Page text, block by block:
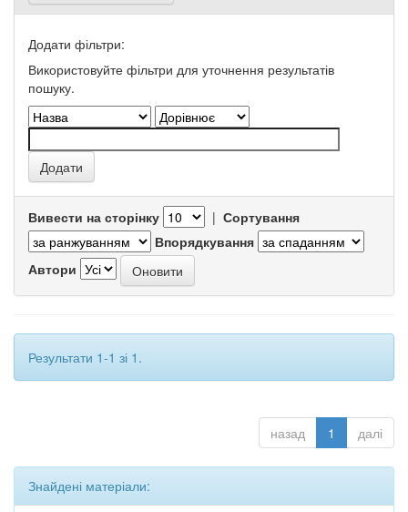
Додати фільтри:
Використовуйте фільтри для уточнення результатів
пошуку.
Вивести на сторінку | Сортування
Впорядкування
Автори
Результати 1-1 зі 1.
назад 1 далі
Знайдені матеріали: